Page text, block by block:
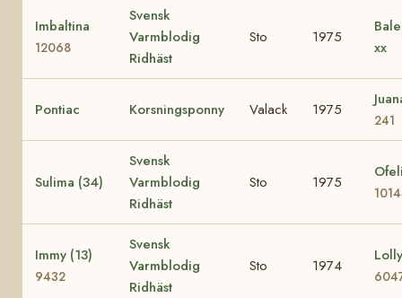
Imbaltina
12068
Svensk
Varmblodig
Ridhäst
Sto 1975
xx
Pontiac Korsningsponny Valack 1975
241
Sulima (34)
Svensk
Varmblodig
Ridhäst
Sto 1975
Immy (13)
9432
Svensk
Varmblodig
Ridhäst
Sto 1974